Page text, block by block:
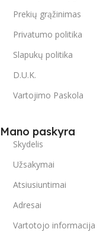
Prekių grąžinimas
Privatumo politika
Slapukų politika
D.U.K.
Vartojimo Paskola
Mano paskyra
Skydelis
Užsakymai
Atsiusiuntimai
Adresai
Vartotojo informacija